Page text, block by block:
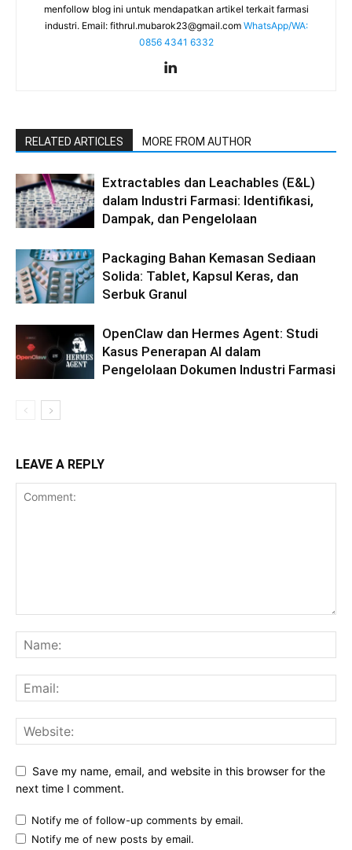
menfollow blog ini untuk mendapatkan artikel terkait farmasi
industri. Email: fithrul.mubarok23@gmail.com WhatsApp/WA:
0856 4341 6332
RELATED ARTICLES MORE FROM AUTHOR
Extractables dan Leachables (E&L)
dalam Industri Farmasi: Identifikasi,
Dampak, dan Pengelolaan
Packaging Bahan Kemasan Sediaan
Solida: Tablet, Kapsul Keras, dan
Serbuk Granul
OpenClaw dan Hermes Agent: Studi
Kasus Penerapan AI dalam
Pengelolaan Dokumen Industri Farmasi
LEAVE A REPLY
Save my name, email, and website in this browser for the
next time I comment.
Notify me of follow-up comments by email.
Notify me of new posts by email.